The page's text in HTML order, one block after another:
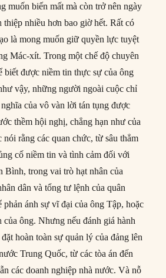
muốn biến mất mà còn trở nên ngày
thiệp nhiều hơn bao giờ hết. Rất có
là mong muốn giữ quyền lực tuyệt
Mác-xít. Trong một chế độ chuyên
biết được niềm tin thực sự của ông
vậy, những người ngoài cuộc chỉ
của vô vàn lời tán tụng được
thềm hội nghị, chẳng hạn như của
rằng các quan chức, từ sâu thẳm
cố niềm tin và tình cảm đối với
Bình, trong vai trò hạt nhân của
dân và tổng tư lệnh của quân
ánh sự vĩ đại của ông Tập, hoặc
của ông. Nhưng nếu đánh giá hành
hoàn toàn sự quản lý của đảng lên
Trung Quốc, từ các tòa án đến
các doanh nghiệp nhà nước. Và nỗ